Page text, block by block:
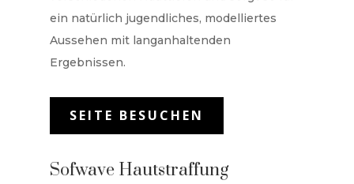
ein natürlich jugendliches, modelliertes
Aussehen mit langanhaltenden
Ergebnissen.
SEITE BESUCHEN
Sofwave Hautstraffung